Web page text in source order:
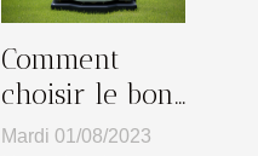
Comment
choisir le bon
robot
Mardi 01/08/2023